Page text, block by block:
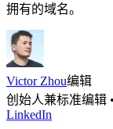
拥有的域名。
Victor Zhou编辑
创始人兼标准编辑
LinkedIn